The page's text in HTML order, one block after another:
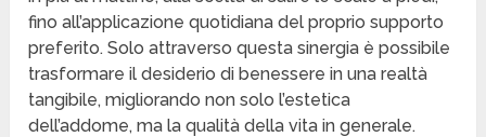
fino all’applicazione quotidiana del proprio supporto
preferito. Solo attraverso questa sinergia è possibile
trasformare il desiderio di benessere in una realtà
tangibile, migliorando non solo l’estetica
dell’addome, ma la qualità della vita in generale.